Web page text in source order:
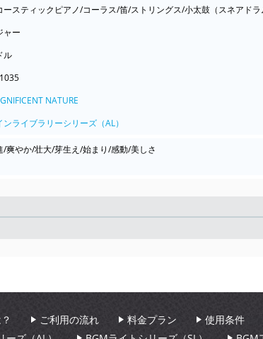
ースティックピアノ/コーラス/笛/ストリングス/小太鼓（スネアド
ャー
ル
NATURE
ンライブラリーシリーズ（AL）
/爽やか/壮大/芽生え/始まり/感動/美しさ
ご利用の流れ 料金プラン 使用条件